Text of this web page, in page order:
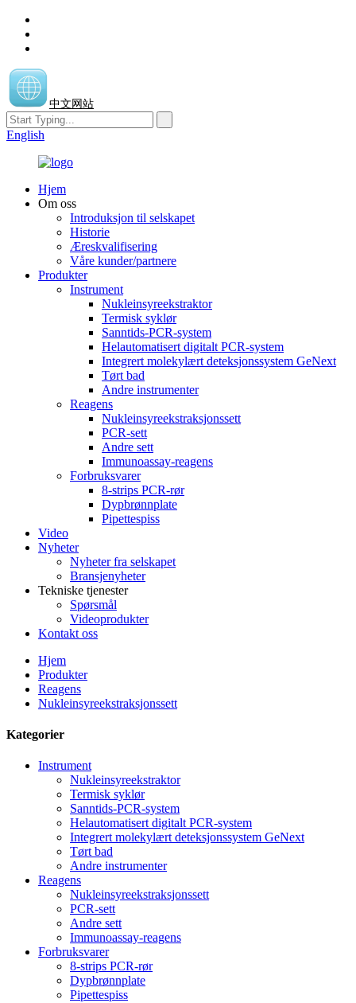
中文网站
English
Hjem
Om oss
Introduksjon til selskapet
Historie
Æreskvalifisering
Våre kunder/partnere
Produkter
Instrument
Nukleinsyreekstraktor
Termisk syklør
Sanntids-PCR-system
Helautomatisert digitalt PCR-system
Integrert molekylært deteksjonssystem GeNext
Tørt bad
Andre instrumenter
Reagens
Nukleinsyreekstraksjonssett
PCR-sett
Andre sett
Immunoassay-reagens
Forbruksvarer
8-strips PCR-rør
Dypbrønnplate
Pipettespiss
Video
Nyheter
Nyheter fra selskapet
Bransjenyheter
Tekniske tjenester
Spørsmål
Videoprodukter
Kontakt oss
Hjem
Produkter
Reagens
Nukleinsyreekstraksjonssett
Kategorier
Instrument
Nukleinsyreekstraktor
Termisk syklør
Sanntids-PCR-system
Helautomatisert digitalt PCR-system
Integrert molekylært deteksjonssystem GeNext
Tørt bad
Andre instrumenter
Reagens
Nukleinsyreekstraksjonssett
PCR-sett
Andre sett
Immunoassay-reagens
Forbruksvarer
8-strips PCR-rør
Dypbrønnplate
Pipettespiss